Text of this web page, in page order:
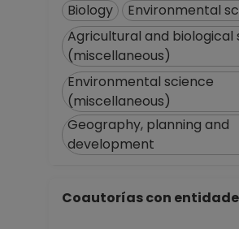
Biology
Environmental
Agricultural and biological
(miscellaneous)
Environmental science
(miscellaneous)
Geography, planning and
development
Coautorías con